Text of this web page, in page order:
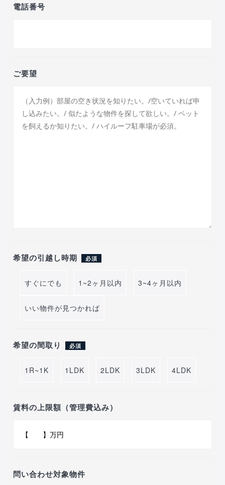
電話番号
ご要望
希望の引越し時期 必須
すぐにでも 1~2ヶ月以内 3~4ヶ月以内
いい物件が見つかれば
希望の間取り 必須
1R~1K 1LDK 2LDK 3LDK 4LDK
賃料の上限額（管理費込み）
問い合わせ対象物件